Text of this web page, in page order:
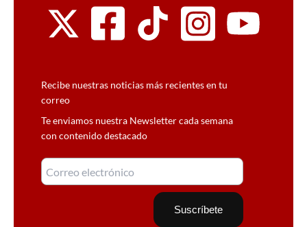
Recibe nuestras noticias más recientes en tu
correo
Te enviamos nuestra Newsletter cada semana
con contenido destacado